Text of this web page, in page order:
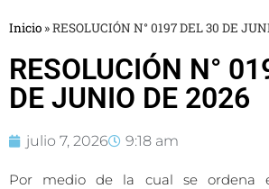
Inicio »RESOLUCIÓN N° 0197 DEL 30 DE
RESOLUCIÓN N°
DE JUNIO DE 2026
julio 7, 2026 9:18 am
Por medio de la cual se ordena